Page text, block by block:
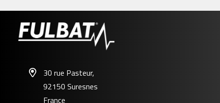
30 rue Pasteur,
92150 Suresnes
France